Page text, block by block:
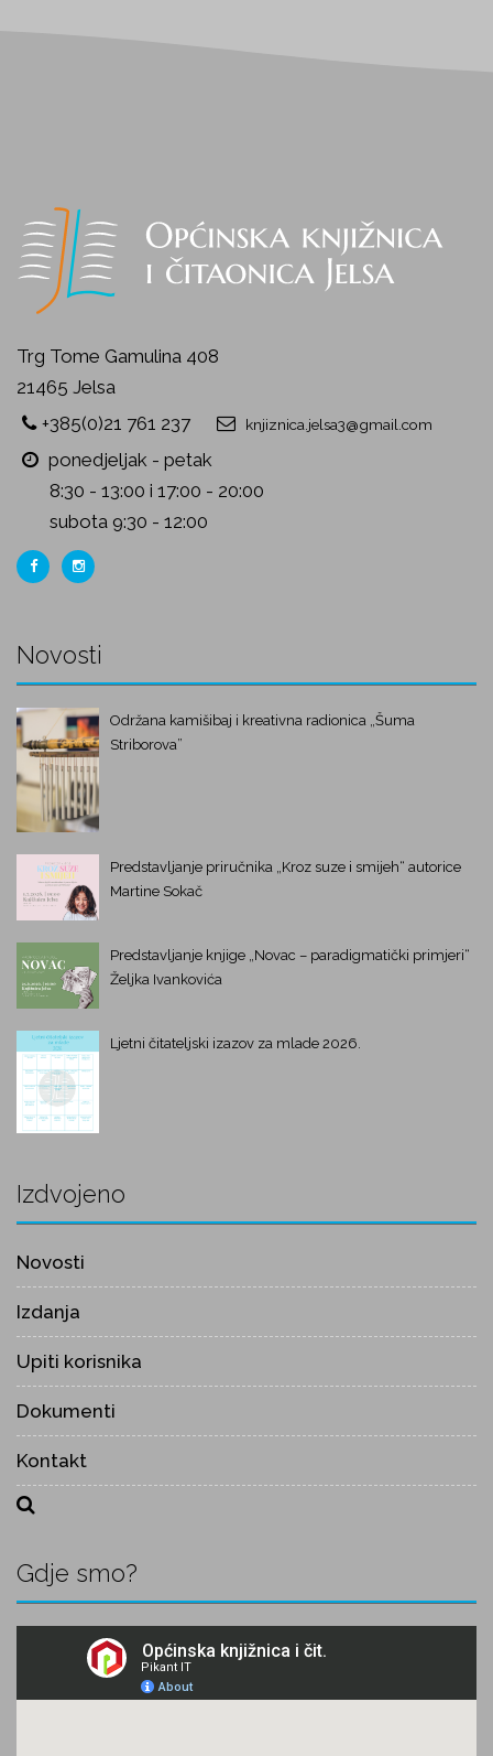
Trg Tome Gamulina 408
21465 Jelsa
+385(0)21 761 237
knjiznica.jelsa3@gmail.com
ponedjeljak - petak
8:30 - 13:00 i 17:00 - 20:00
subota 9:30 - 12:00
Novosti
Održana kamišibaj i kreativna radionica „Šuma
Striborova”
Predstavljanje priručnika „Kroz suze i smijeh“ autorice
Martine Sokač
Predstavljanje knjige „Novac – paradigmatički primjeri“
Željka Ivankovića
Ljetni čitateljski izazov za mlade 2026.
Izdvojeno
Novosti
Izdanja
Upiti korisnika
Dokumenti
Kontakt
Gdje smo?